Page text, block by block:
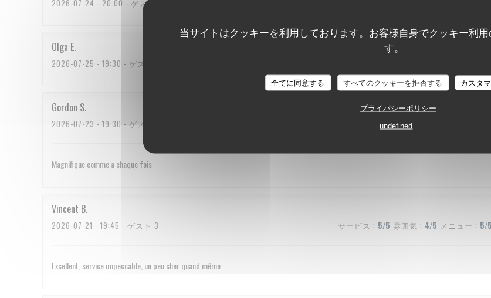
当サイトはクッキーを利用しております。お客様自身でクッキー利
す。
全てに同意する すべてのクッキーを拒否する カスタ
プライバシーポリシー
undefined
2026-07-24 - 20:00 - ゲスト 3
Olga E
2026-07-25 - 19:30 - ゲスト 2
Gordon S
2026-07-23 - 19:30 - ゲスト 2 5/5 雰囲気
Magnifique comme a chaque fois
Vincent B
2026-07-21 - 19:45 - ゲスト 3 サービス : 5/5 雰囲気 : 4/5 メニュー : 5/5
Excellent, service impeccable, un peu cher quand même